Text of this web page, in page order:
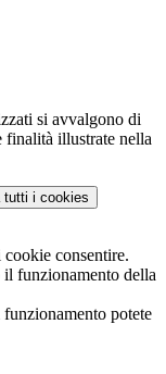
si avvalgono di
finalità illustrate nella
tutti i cookies
cookie consentire.
il funzionamento della
potete